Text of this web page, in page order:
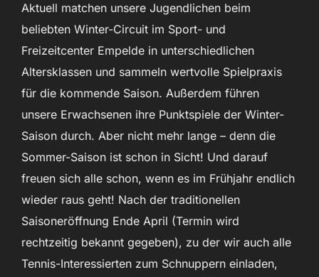
Aktuell matchen unsere Jugendlichen beim
beliebten Winter-Circuit im Sport- und
Freizeitcenter Empelde in unterschiedlichen
Altersklassen und sammeln wertvolle Spielpraxis
für die kommende Saison. Außerdem führen
unsere Erwachsenen ihre Punktspiele der Winter-
Saison durch. Aber nicht mehr lange – denn die
Sommer-Saison ist schon in Sicht! Und darauf
freuen sich alle schon, wenn es im Frühjahr endlich
wieder raus geht! Nach der traditionellen
Saisoneröffnung Ende April (Termin wird
rechtzeitig bekannt gegeben), zu der wir auch alle
Tennis-Interessierten zum Schnuppern einladen,